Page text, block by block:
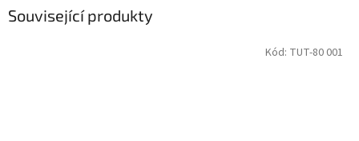
Související produkty
Kód: TUT-80 001